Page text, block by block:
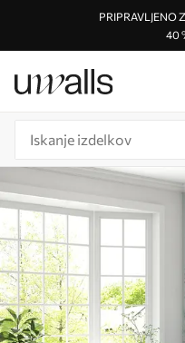
PRIPRAVLJENO
40